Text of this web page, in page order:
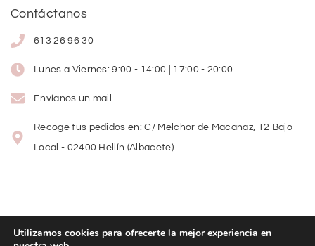
Contáctanos
613 26 96 30
Lunes a Viernes: 9:00 - 14:00 | 17:00 - 20:00
Envíanos un mail
Recoge tus pedidos en: C/ Melchor de Macanaz, 12 Bajo
Local - 02400 Hellín (Albacete)
Utilizamos cookies para ofrecerte la mejor experiencia en